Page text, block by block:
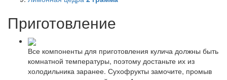
Приготовление
Все компоненты для приготовления кулича должны быть
комнатной температуры, поэтому достаньте их из
холодильника заранее. Сухофрукты замочите, промыв